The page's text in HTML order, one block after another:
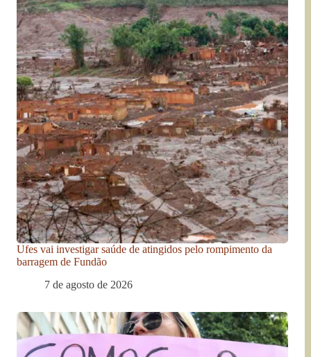
Ufes vai investigar saúde de atingidos pelo rompimento da
barragem de Fundão
7 de agosto de 2026